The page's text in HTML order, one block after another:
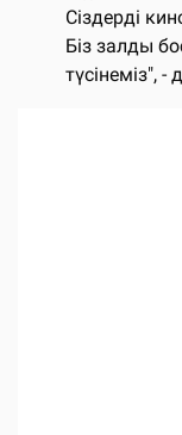
Сіздерді
Біз залды
түсінеміз",